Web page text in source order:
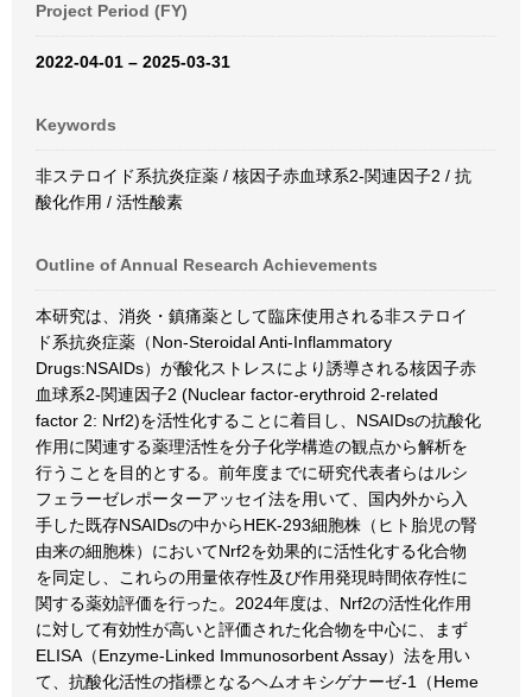
Project Period (FY)
2022-04-01 – 2025-03-31
Keywords
非ステロイド系抗炎症薬 / 核因子赤血球系2-関連因子2 / 抗
酸化作用 / 活性酸素
Outline of Annual Research Achievements
本研究は、消炎・鎮痛薬として臨床使用される非ステロイ
ド系抗炎症薬（Non-Steroidal Anti-Inflammatory
Drugs:NSAIDs）が酸化ストレスにより誘導される核因子赤
血球系2-関連因子2 (Nuclear factor-erythroid 2-related
factor 2: Nrf2)を活性化することに着目し、NSAIDsの抗酸化
作用に関連する薬理活性を分子化学構造の観点から解析を
行うことを目的とする。前年度までに研究代表者らはルシ
フェラーゼレポーターアッセイ法を用いて、国内外から入
手した既存NSAIDsの中からHEK-293細胞株（ヒト胎児の腎
由来の細胞株）においてNrf2を効果的に活性化する化合物
を同定し、これらの用量依存性及び作用発現時間依存性に
関する薬効評価を行った。2024年度は、Nrf2の活性化作用
に対して有効性が高いと評価された化合物を中心に、まず
ELISA（Enzyme-Linked Immunosorbent Assay）法を用い
て、抗酸化活性の指標となるヘムオキシゲナーゼ-1（Heme